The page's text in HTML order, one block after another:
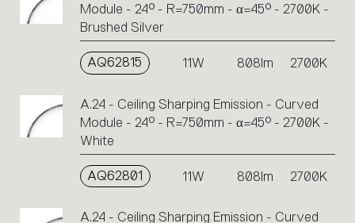
Module - 24° - R=750mm - α=45° - 2700K -
Brushed Silver
AQ62815 11W 808lm 2700K
A.24 - Ceiling Sharping Emission - Curved
Module - 24° - R=750mm - α=45° - 2700K -
White
AQ62801 11W 808lm 2700K
A.24 - Ceiling Sharping Emission - Curved